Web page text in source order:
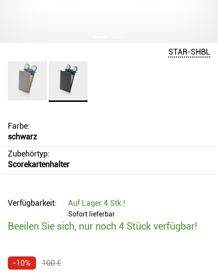
STAR-SHBL
Farbe:
schwarz
Zubehörtyp:
Scorekartenhalter
Verfügbarkeit: Auf Lager 4 Stk.!
Sofort lieferbar
Beeilen Sie sich, nur noch 4 Stück verfügbar!
-10% 100 €